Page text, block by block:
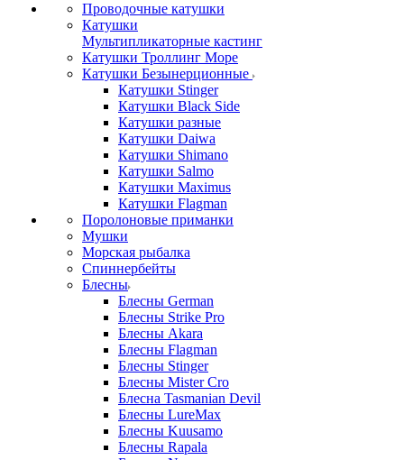
Проводочные катушки
Катушки
Мультипликаторные кастинг
Катушки Троллинг Море
Катушки Безынерционные
Катушки Stinger
Катушки Black Side
Катушки разные
Катушки Daiwa
Катушки Shimano
Катушки Salmo
Катушки Maximus
Катушки Flagman
Поролоновые приманки
Мушки
Морская рыбалка
Спиннербейты
Блесны
Блесны German
Блесны Strike Pro
Блесны Akara
Блесны Flagman
Блесны Stinger
Блесны Mister Cro
Блесна Tasmanian Devil
Блесны LureMax
Блесны Kuusamo
Блесны Rapala